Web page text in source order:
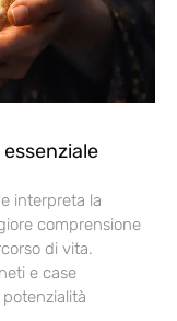
interpreta la
comprensione
di vita.
e case